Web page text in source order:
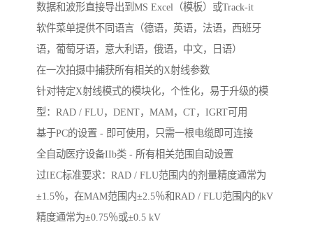
数据和波形直接导出到MS Excel（模板）或Track-it
软件菜单提供不同语言（德语，英语，法语，西班牙
语，葡萄牙语，意大利语，俄语，中文，日语）
在一次拍摄中捕获所有相关的X射线参数
针对特定X射线模式的模块化，个性化，易于升级的模
型：RAD / FLU，DENT，MAM，CT，IGRT可用
基于PC的设置 - 即可使用，只需一根电缆即可连接
全自动医疗设备IIb类 - 所有相关范围自动设置
过IEC标准要求：RAD / FLU范围内的剂量精度通常为
±1.5％，在MAM范围内±2.5％和RAD / FLU范围内的kV
精度通常为±0.75％或±0.5 kV